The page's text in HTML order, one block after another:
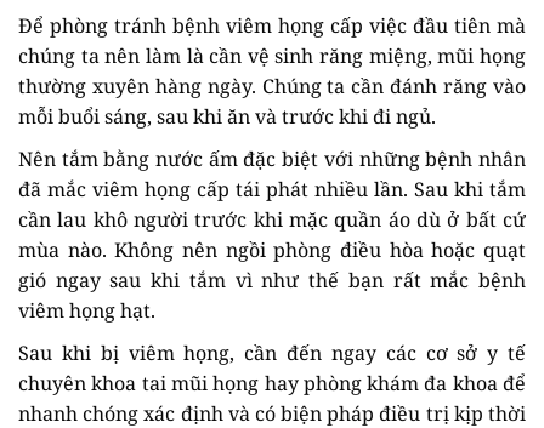
Để phòng tránh bệnh viêm họng cấp việc đầu tiên mà
chúng ta nên làm là cần vệ sinh răng miệng, mũi họng
thường xuyên hàng ngày. Chúng ta cần đánh răng vào
mỗi buổi sáng, sau khi ăn và trước khi đi ngủ.
Nên tắm bằng nước ấm đặc biệt với những bệnh nhân
đã mắc viêm họng cấp tái phát nhiều lần. Sau khi tắm
cần lau khô người trước khi mặc quần áo dù ở bất cứ
mùa nào. Không nên ngồi phòng điều hòa hoặc quạt
gió ngay sau khi tắm vì như thế bạn rất mắc bệnh
viêm họng hạt.
Sau khi bị viêm họng, cần đến ngay các cơ sở y tế
chuyên khoa tai mũi họng hay phòng khám đa khoa để
nhanh chóng xác định và có biện pháp điều trị kịp thời